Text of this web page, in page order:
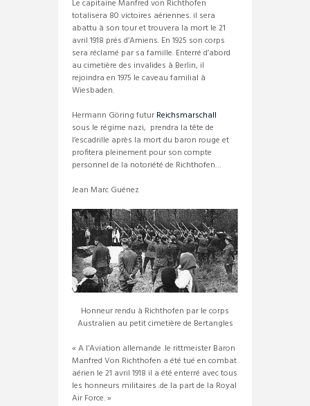
Le capitaine Manfred von Richthofen
totalisera 80 victoires aériennes. il sera
abattu à son tour et trouvera la mort le 21
avril 1918 prés d’Amiens. En 1925 son corps
sera réclamé par sa famille. Enterré d’abord
au cimetière des invalides à Berlin, il
rejoindra en 1975 le caveau familial à
Wiesbaden.
Hermann Göring futur Reichsmarschall
sous le régime nazi, prendra la tête de
l’escadrille après la mort du baron rouge et
profitera pleinement pour son compte
personnel de la notoriété de Richthofen…
Jean Marc Guénez
Honneur rendu à Richthofen par le corps
Australien au petit cimetière de Bertangles
« A l’Aviation allemande .le rittmeister Baron
Manfred Von Richthofen a été tué en combat
aérien le 21 avril 1918 il a été enterré avec tous
les honneurs militaires .de la part de la Royal
Air Force. »